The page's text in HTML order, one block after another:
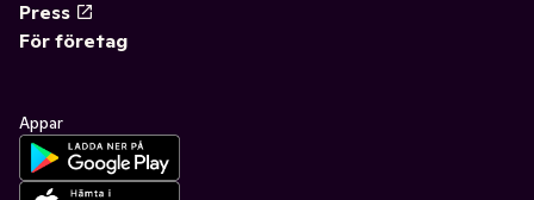
Press
För företag
Appar